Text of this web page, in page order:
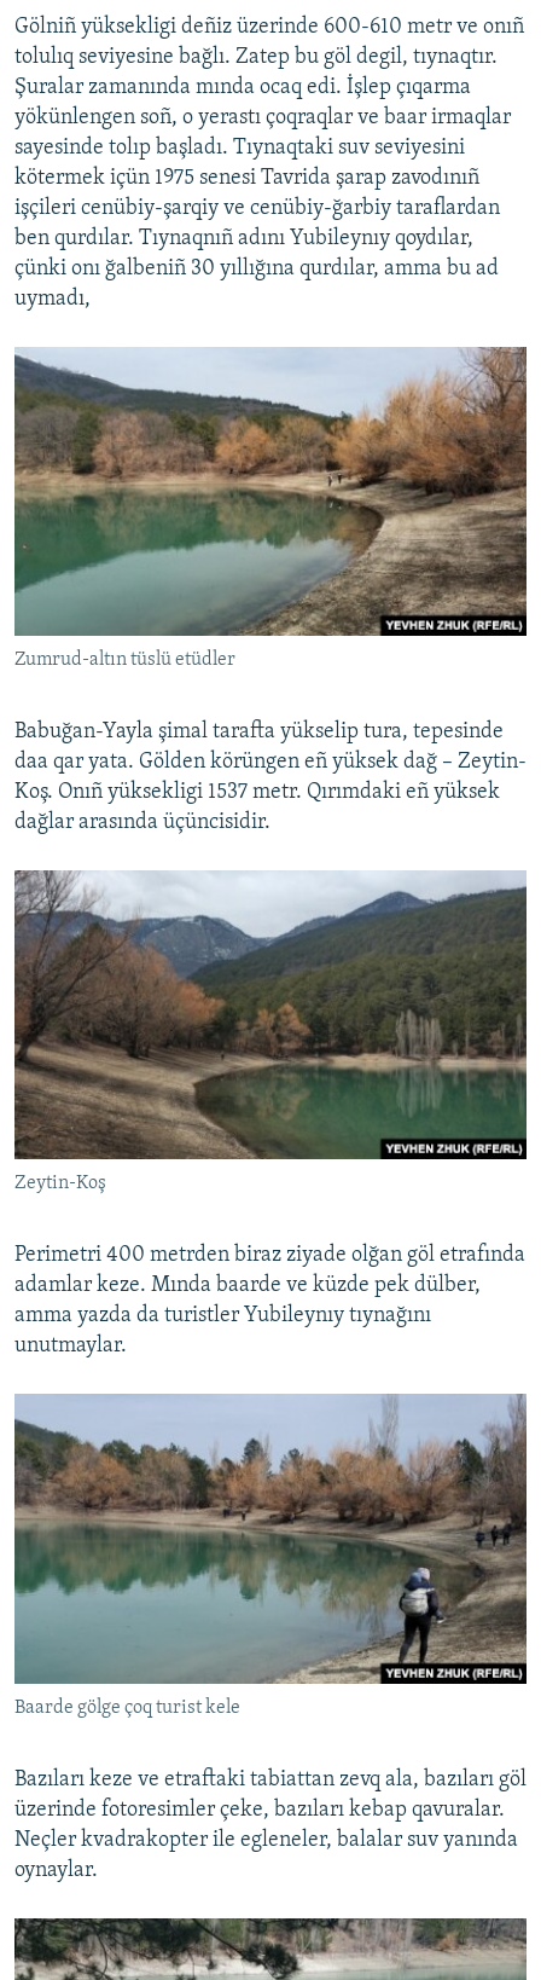
Gölniñ yüksekligi deñiz üzerinde 600-610 metr ve onıñ
tolulıq seviyesine bağlı. Zatep bu göl degil, tıynaqtır.
Şuralar zamanında mında ocaq edi. İşlep çıqarma
yökünlengen soñ, o yerastı çoqraqlar ve baar irmaqlar
sayesinde tolıp başladı. Tıynaqtaki suv seviyesini
kötermek içün 1975 senesi Tavrida şarap zavodınıñ
işçileri cenübiy-şarqiy ve cenübiy-ğarbiy taraflardan
ben qurdılar. Tıynaqnıñ adını Yubileynıy qoydılar,
çünki onı ğalbeniñ 30 yıllığına qurdılar, amma bu ad
uymadı,
Zumrud-altın tüslü etüdler
Babuğan-Yayla şimal tarafta yükselip tura, tepesinde
daa qar yata. Gölden körüngen eñ yüksek dağ – Zeytin-
Koş. Onıñ yüksekligi 1537 metr. Qırımdaki eñ yüksek
dağlar arasında üçüncisidir.
Zeytin-Koş
Perimetri 400 metrden biraz ziyade olğan göl etrafında
adamlar keze. Mında baarde ve küzde pek dülber,
amma yazda da turistler Yubileynıy tıynağını
unutmaylar.
Baarde gölge çoq turist kele
Bazıları keze ve etraftaki tabiattan zevq ala, bazıları göl
üzerinde fotoresimler çeke, bazıları kebap qavuralar.
Neçler kvadrakopter ile egleneler, balalar suv yanında
oynaylar.